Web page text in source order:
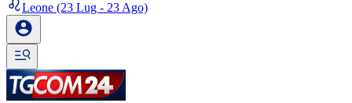
Leone (23 Lug - 23 Ago)